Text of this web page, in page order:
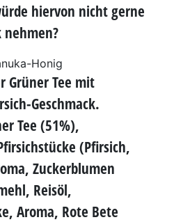
hiervon nicht gerne
nehmen?
Honig
Grüner Tee mit
Geschmack.
Tee (51%),
(Pfirsich,
Zuckerblumen
Reisöl,
Aroma, Rote Bete